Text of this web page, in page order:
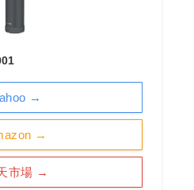
→
市場 →
→